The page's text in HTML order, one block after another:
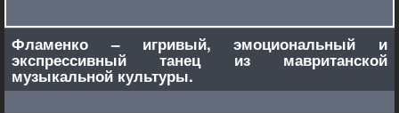
Фламенко – игривый, эмоциональный и
экспрессивный танец из мавританской
музыкальной культуры.